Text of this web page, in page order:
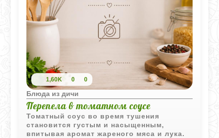
1,60K 0 0
Блюда из дичи
Перепела в томатном соусе
Томатный соус во время тушения
становится густым и насыщенным,
впитывая аромат жареного мяса и лука.